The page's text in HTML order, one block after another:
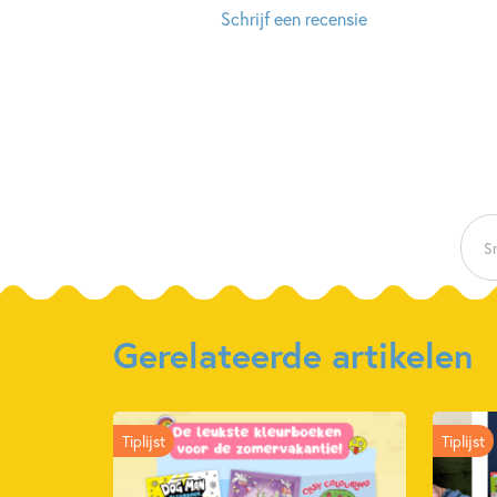
Schrijf een recensie
Gerelateerde artikelen
Tiplijst Tiplijst